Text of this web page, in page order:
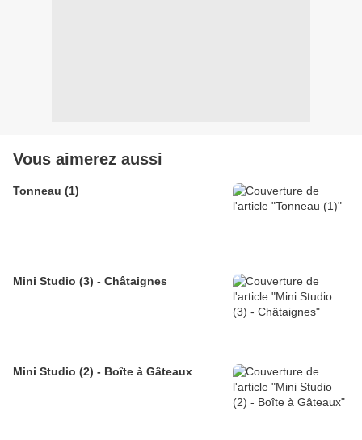
Vous aimerez aussi
Tonneau (1)
Mini Studio (3) - Châtaignes
Mini Studio (2) - Boîte à Gâteaux